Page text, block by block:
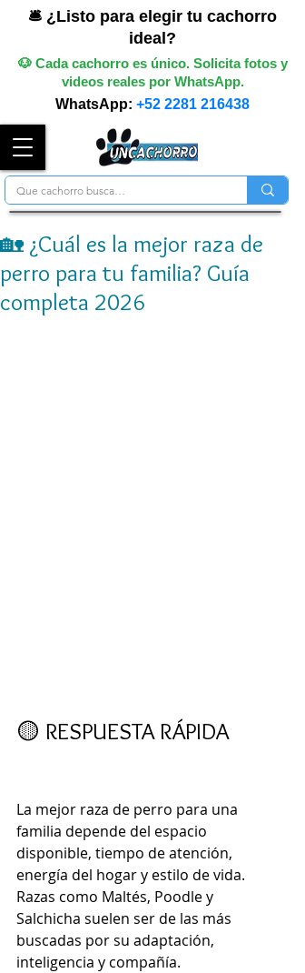
🛎️ ¿Listo para elegir tu cachorro
ideal?
🐶 Cada cachorro es único. Solicita fotos y
videos reales por WhatsApp.
WhatsApp: +52 2281 216438
🏡 ¿Cuál es la mejor raza de
perro para tu familia? Guía
completa 2026
🟡 RESPUESTA RÁPIDA
La mejor raza de perro para una
familia depende del espacio
disponible, tiempo de atención,
energía del hogar y estilo de vida.
Razas como Maltés, Poodle y
Salchicha suelen ser de las más
buscadas por su adaptación,
inteligencia y compañía.